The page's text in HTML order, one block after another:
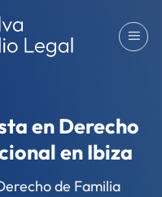
en Derecho
en Ibiza
de Familia